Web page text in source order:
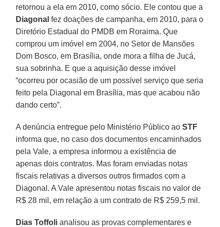
retornou a ela em 2010, como sócio. Ele contou que a
Diagonal fez doações de campanha, em 2010, para o
Diretório Estadual do PMDB em Roraima. Que
comprou um imóvel em 2004, no Setor de Mansões
Dom Bosco, em Brasília, onde mora a filha de Jucá,
sua sobrinha. E que a aquisição desse imóvel
“ocorreu por ocasião de um possível serviço que seria
feito pela Diagonal em Brasília, mas que acabou não
dando certo”.
A denúncia entregue pelo Ministério Público aoSTF
informa que, no caso dos documentos encaminhados
pela Vale, a empresa informou a existência de
apenas dois contratos. Mas foram enviadas notas
fiscais relativas a diversos outros firmados com a
Diagonal. A Vale apresentou notas fiscais no valor de
R$ 28 mil, em relação a um contrato de R$ 259,5 mil.
Dias Toffoli analisou as provas complementares e